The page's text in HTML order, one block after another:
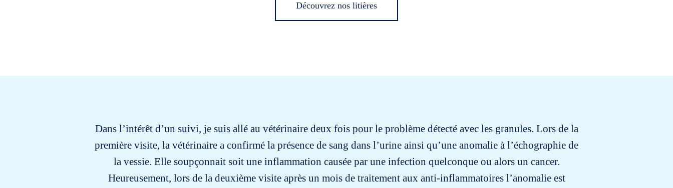
Découvrez nos litières
Dans l’intérêt d’un suivi, je suis allé au vétérinaire deux fois pour le problème détecté avec les granules. Lors de la
première visite, la vétérinaire a confirmé la présence de sang dans l’urine ainsi qu’une anomalie à l’échographie de
la vessie. Elle soupçonnait soit une inflammation causée par une infection quelconque ou alors un cancer.
Heureusement, lors de la deuxième visite après un mois de traitement aux anti-inflammatoires l’anomalie est